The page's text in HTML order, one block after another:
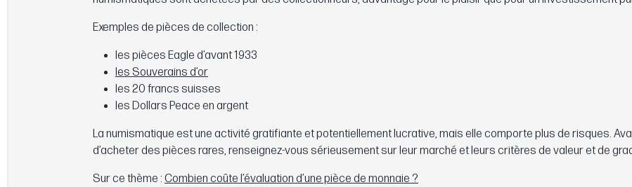
Exemples de pièces de collection :
les pièces Eagle d’avant 1933
les Souverains d’or
les 20 francs suisses
les Dollars Peace en argent
La numismatique est une activité gratifiante et potentiellement lucrative, mais elle comporte plus de risques.
d’acheter des pièces rares, renseignez-vous sérieusement sur leur marché et leurs critères de valeur et de
Sur ce thème : Combien coûte l’évaluation d’une pièce de monnaie ?